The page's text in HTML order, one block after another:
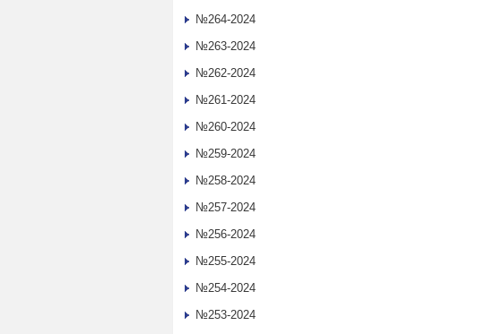
№264-2024
№263-2024
№262-2024
№261-2024
№260-2024
№259-2024
№258-2024
№257-2024
№256-2024
№255-2024
№254-2024
№253-2024